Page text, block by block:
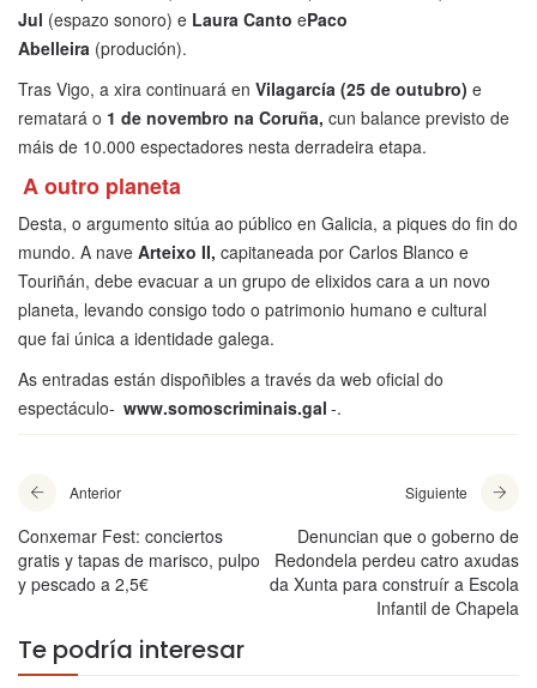
Jul (espazo sonoro) e Laura Canto ePaco
Abelleira (produción).
Tras Vigo, a xira continuará en Vilagarcía (25 de outubro) e
rematará o 1 de novembro na Coruña, cun balance previsto de
máis de 10.000 espectadores nesta derradeira etapa.
A outro planeta
Desta, o argumento sitúa ao público en Galicia, a piques do fin do
mundo. A nave Arteixo II, capitaneada por Carlos Blanco e
Touriñán, debe evacuar a un grupo de elixidos cara a un novo
planeta, levando consigo todo o patrimonio humano e cultural
que fai única a identidade galega.
As entradas están dispoñibles a través da web oficial do
espectáculo- www.somoscriminais.gal -.
Anterior
Conxemar Fest: conciertos
gratis y tapas de marisco, pulpo
y pescado a 2,5€
Siguiente
Denuncian que o goberno de
Redondela perdeu catro axudas
da Xunta para construír a Escola
Infantil de Chapela
Te podría interesar